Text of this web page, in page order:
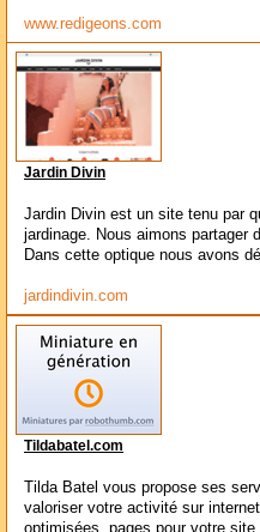
www.redigeons.com
Jardin Divin
Jardin Divin est un site tenu par
jardinage. Nous aimons partager
Dans cette optique nous avons
jardindivin.com
Tildabatel.com
Tilda Batel vous propose ses
valoriser votre activité sur
optimisées, pages pour votre